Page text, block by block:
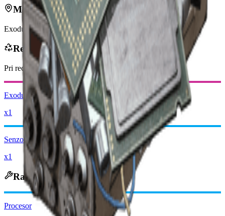
Može se naći u
Exodus
Reciklira se u
Pri recikliranju dobivate -250 manje Raider novčića
Exodus Moduli
x1
Senzori
x1
Rastavlja se u
Procesor